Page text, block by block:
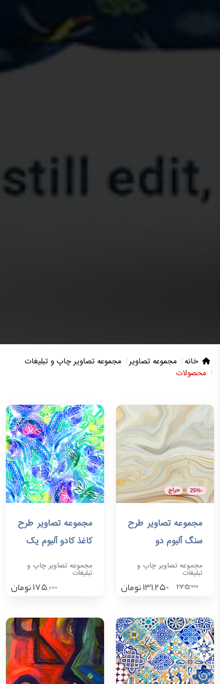
خانه مجموعه تصاویر
مجموعه تصاویر چاپ و تبلیغات
محصولات
-25% حراج
افزودن به سبد خرید
مجموعه تصاویر طرح
سنگ آلبوم دو
مجموعه تصاویر چاپ و
تبلیغات
175,000
131,250تومان
افزودن به سبد خرید
مجموعه تصاویر طرح
کاغذ کادو آلبوم یک
مجموعه تصاویر چاپ و
تبلیغات
175,000تومان